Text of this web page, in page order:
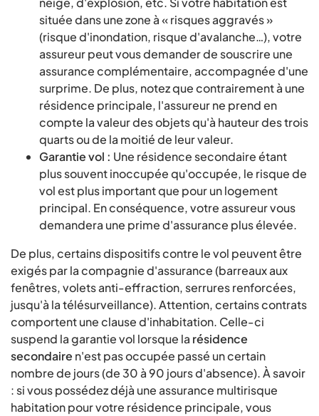
située dans une zone à « risques aggravés »
(risque d'inondation, risque d'avalanche…), votre
assureur peut vous demander de souscrire une
assurance complémentaire, accompagnée d'une
surprime. De plus, notez que contrairement à une
résidence principale, l'assureur ne prend en
compte la valeur des objets qu'à hauteur des trois
quarts ou de la moitié de leur valeur.
Garantie vol : Une résidence secondaire étant
plus souvent inoccupée qu'occupée, le risque de
vol est plus important que pour un logement
principal. En conséquence, votre assureur vous
demandera une prime d'assurance plus élevée.
De plus, certains dispositifs contre le vol peuvent être
exigés par la compagnie d'assurance (barreaux aux
fenêtres, volets anti-effraction, serrures renforcées,
jusqu'à la télésurveillance). Attention, certains contrats
comportent une clause d'inhabitation. Celle-ci
suspend la garantie vol lorsque la résidence
secondaire n'est pas occupée passé un certain
nombre de jours (de 30 à 90 jours d'absence). À savoir
: si vous possédez déjà une assurance multirisque
habitation pour votre résidence principale, vous